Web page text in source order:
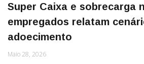
Super Caixa e sobrecarga
empregados relatam
adoecimento
Maio 28, 2026